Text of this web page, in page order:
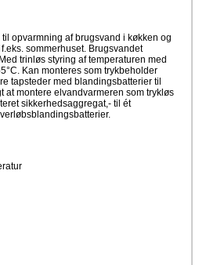
opvarmning af brugsvand i køkken og
sommerhuset. Brugsvandet
trinløs styring af temperaturen med
Kan monteres som trykbeholder
tapsteder med blandingsbatterier til
at montere elvandvarmeren som trykløs
sikkerhedsaggregat,- til ét